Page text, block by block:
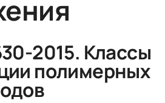
2015. Классы
полимерных